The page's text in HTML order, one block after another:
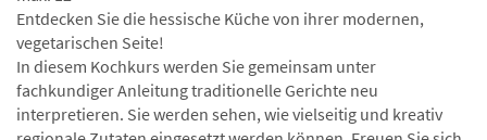
Entdecken Sie die hessische Küche von ihrer modernen,
vegetarischen Seite!
In diesem Kochkurs werden Sie gemeinsam unter
fachkundiger Anleitung traditionelle Gerichte neu
interpretieren. Sie werden sehen, wie vielseitig und kreativ